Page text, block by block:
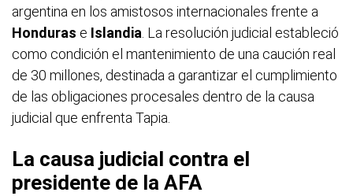
argentina en los amistosos internacionales frente a
Honduras e Islandia. La resolución judicial estableció
como condición el mantenimiento de una caución real
de 30 millones, destinada a garantizar el cumplimiento
de las obligaciones procesales dentro de la causa
judicial que enfrenta Tapia.
La causa judicial contra el
presidente de la AFA